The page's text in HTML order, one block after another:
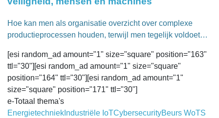
Hoe kan men als organisatie overzicht over complexe
productieprocessen houden, terwijl men tegelijk voldoet…
[esi random_ad amount="1" size="square" position="163"
ttl="30"][esi random_ad amount="1" size="square"
position="164" ttl="30"][esi random_ad amount="1"
size="square" position="171" ttl="30"]
e-Totaal thema's
Energietechniek Industriële IoTCybersecurityBeurs WoTS